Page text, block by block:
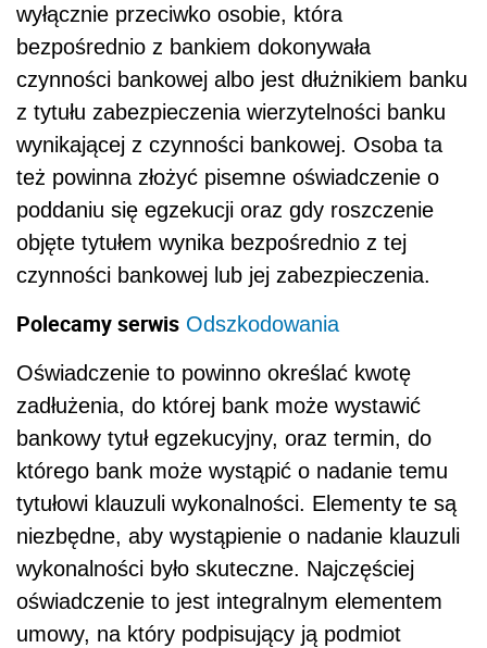
wyłącznie przeciwko osobie, która
bezpośrednio z bankiem dokonywała
czynności bankowej albo jest dłużnikiem banku
z tytułu zabezpieczenia wierzytelności banku
wynikającej z czynności bankowej. Osoba ta
też powinna złożyć pisemne oświadczenie o
poddaniu się egzekucji oraz gdy roszczenie
objęte tytułem wynika bezpośrednio z tej
czynności bankowej lub jej zabezpieczenia.
Polecamy serwis Odszkodowania
Oświadczenie to powinno określać kwotę
zadłużenia, do której bank może wystawić
bankowy tytuł egzekucyjny, oraz termin, do
którego bank może wystąpić o nadanie temu
tytułowi klauzuli wykonalności. Elementy te są
niezbędne, aby wystąpienie o nadanie klauzuli
wykonalności było skuteczne. Najczęściej
oświadczenie to jest integralnym elementem
umowy, na który podpisujący ją podmiot